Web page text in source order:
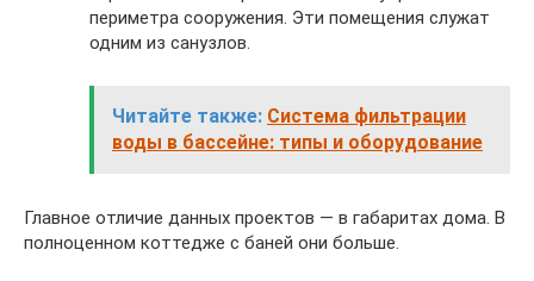
периметра сооружения. Эти помещения служат
одним из санузлов.
Читайте также: Система фильтрации
воды в бассейне: типы и оборудование
Главное отличие данных проектов — в габаритах дома. В
полноценном коттедже с баней они больше.